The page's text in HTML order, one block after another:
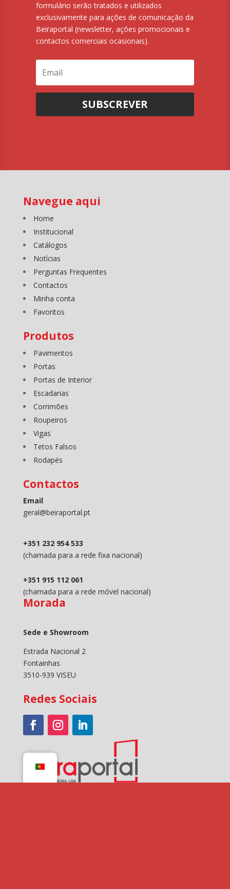
formulário serão tratados e utilizados
exclusivamente para ações de comunicação da
Beiraportal (newsletter, ações promocionais e
contactos comerciais ocasionais).
SUBSCREVER
Navegue aqui
Home
Institucional
Catálogos
Notícias
Perguntas Frequentes
Contactos
Minha conta
Favoritos
Produtos
Pavimentos
Portas
Portas de Interior
Escadarias
Corrimões
Roupeiros
Vigas
Tetos Falsos
Rodapés
Contactos
Email
geral@beiraportal.pt
+351 232 954 533
(chamada para a rede fixa nacional)
+351 915 112 061
(chamada para a rede móvel nacional)
Morada
Sede e Showroom
Estrada Nacional 2
Fontainhas
3510-939 VISEU
Redes Sociais